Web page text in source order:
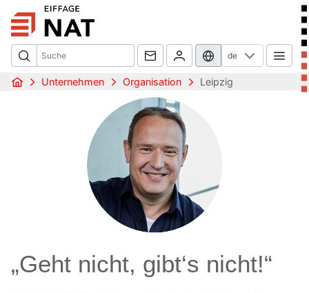
de
Unternehmen Organisation Leipzig
„Geht nicht, gibt‘s nicht!“